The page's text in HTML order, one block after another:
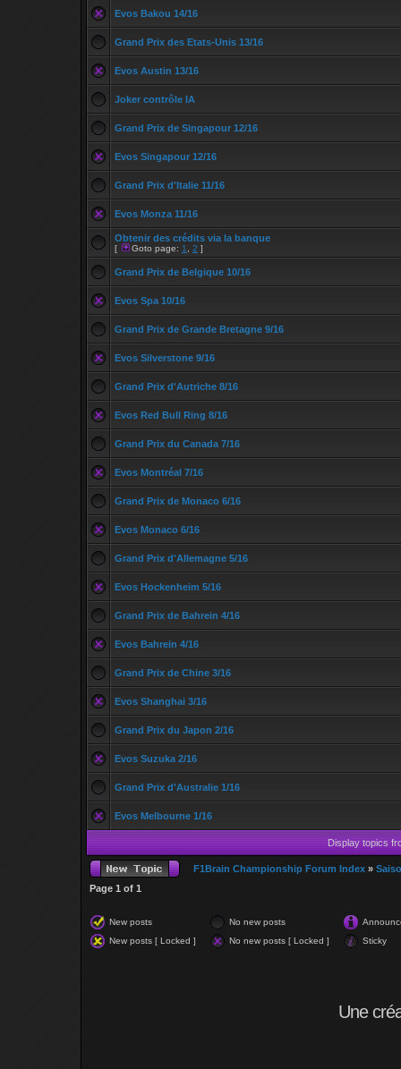
Evos Bakou 14/16
Grand Prix des Etats-Unis 13/16
Evos Austin 13/16
Joker contrôle IA
Grand Prix de Singapour 12/16
Evos Singapour 12/16
Grand Prix d'Italie 11/16
Evos Monza 11/16
Obtenir des crédits via la banque
[ Goto page: 1 2 ]
Grand Prix de Belgique 10/16
Evos Spa 10/16
Grand Prix de Grande Bretagne 9/16
Evos Silverstone 9/16
Grand Prix d'Autriche 8/16
Evos Red Bull Ring 8/16
Grand Prix du Canada 7/16
Evos Montréal 7/16
Grand Prix de Monaco 6/16
Evos Monaco 6/16
Grand Prix d'Allemagne 5/16
Evos Hockenheim 5/16
Grand Prix de Bahrein 4/16
Evos Bahrein 4/16
Grand Prix de Chine 3/16
Evos Shanghai 3/16
Grand Prix du Japon 2/16
Evos Suzuka 2/16
Grand Prix d'Australie 1/16
Evos Melbourne 1/16
Display topics
F1Brain Championship Forum Index »
Page 1 of 1
New posts No new posts
New posts [ Locked ]
No new posts [ Locked ] Sticky
Une